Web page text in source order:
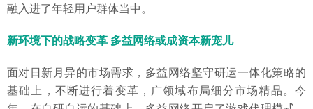
融入进了年轻用户群体当中。
新环境下的战略变革 多益网络或成资本新宠儿
面对日新月异的市场需求，多益网络坚守研运一体化策略的
基础上，不断进行着变革，广领域布局细分市场精品。今